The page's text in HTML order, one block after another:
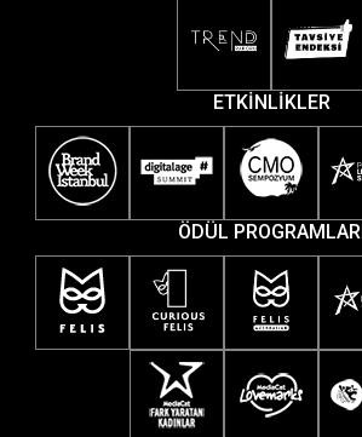
ETKİNLİKLER
ÖDÜL PROGRAMLARI